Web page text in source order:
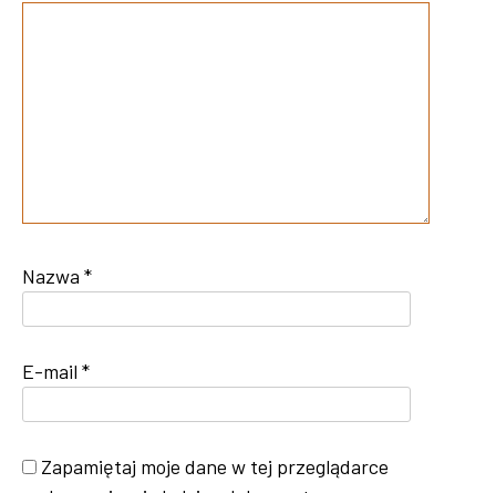
Nazwa *
E-mail *
Zapamiętaj moje dane w tej przeglądarce